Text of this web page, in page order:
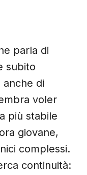
parla di
subito
di
voler
più stabile
giovane,
complessi.
continuità: